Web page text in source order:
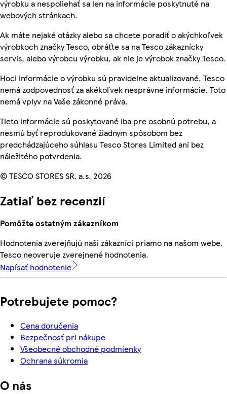
výrobku a nespoliehať sa len na informácie poskytnuté na
webových stránkach.
Ak máte nejaké otázky alebo sa chcete poradiť o akýchkoľvek
výrobkoch značky Tesco, obráťte sa na Tesco zákaznícky
servis, alebo výrobcu výrobku, ak nie je výrobok značky Tesco.
Hoci informácie o výrobku sú pravidelne aktualizované, Tesco
nemá zodpovednosť za akékoľvek nesprávne informácie. Toto
nemá vplyv na Vaše zákonné práva.
Tieto informácie sú poskytované iba pre osobnú potrebu, a
nesmú byť reprodukované žiadnym spôsobom bez
predchádzajúceho súhlasu Tesco Stores Limited ani bez
náležitého potvrdenia.
© TESCO STORES SR, a.s. 2026
Zatiaľ bez recenzií
Pomôžte ostatným zákazníkom
Hodnotenia zverejňujú naši zákazníci priamo na našom webe.
Tesco neoveruje zverejnené hodnotenia.
Napísať hodnotenie
Potrebujete pomoc?
Cena doručenia
Bezpečnosť pri nákupe
Všeobecné obchodné podmienky
Ochrana súkromia
O nás